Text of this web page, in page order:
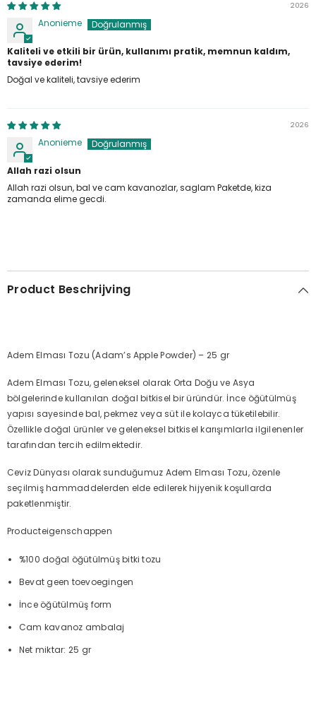
2026
Anonieme
Kaliteli ve etkili bir ürün, kullanımı pratik, memnun kaldım,
tavsiye ederim!
Doğal ve kaliteli, tavsiye ederim
2026
Anonieme
Allah razi olsun
Allah razi olsun, bal ve cam kavanozlar, saglam Paketde, kiza
zamanda elime gecdi.
Product Beschrijving
Adem Elması Tozu (Adam’s Apple Powder) – 25 gr
Adem Elması Tozu, geleneksel olarak Orta Doğu ve Asya
bölgelerinde kullanılan doğal bitkisel bir üründür. İnce öğütülmüş
yapısı sayesinde bal, pekmez veya süt ile kolayca tüketilebilir.
Özellikle doğal ürünler ve geleneksel bitkisel karışımlarla ilgilenenler
tarafından tercih edilmektedir.
Ceviz Dünyası olarak sunduğumuz Adem Elması Tozu, özenle
seçilmiş hammaddelerden elde edilerek hijyenik koşullarda
paketlenmiştir.
Producteigenschappen
%100 doğal öğütülmüş bitki tozu
Bevat geen toevoegingen
İnce öğütülmüş form
Cam kavanoz ambalaj
Net miktar: 25 gr